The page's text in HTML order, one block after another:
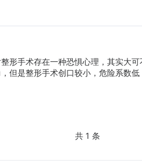
形手术存在一种恐惧心理，其实大
但是整形手术创口较小，危险系数低
共 1 条